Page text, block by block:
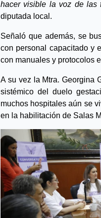
hacer visible la voz de las
diputada local.
Señaló que además, se
con personal capacitado y
con manuales y protocolos
A su vez la Mtra. Georgina
sistémico del duelo
muchos hospitales aún se
en la habilitación de Salas